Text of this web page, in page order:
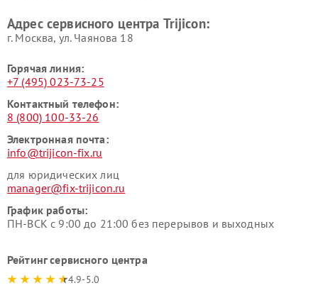
Адрес сервисного центра Trijicon:
г. Москва, ул. Чаянова 18
Горячая линия:
+7 (495) 023-73-25
Контактный телефон:
8 (800) 100-33-26
Электронная почта:
info@trijicon-fix.ru
для юридических лиц
manager@fix-trijicon.ru
График работы:
ПН-ВСК с 9:00 до 21:00 без перерывов и выходных
Рейтинг сервисного центра
4.9-5.0